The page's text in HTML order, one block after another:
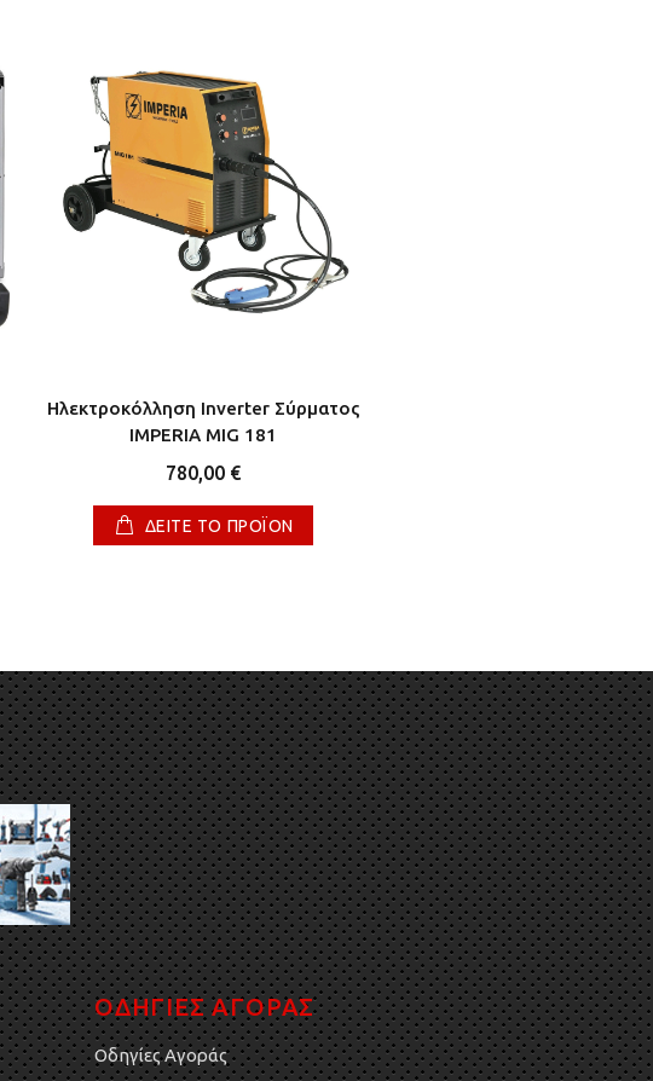
Ηλεκτροκόλληση Inverter Σύρματος
IMPERIA MIG 181
780,00 €
ΔΕΙΤΕ ΤΟ ΠΡΟΪΟΝ
ΟΔΗΓΙΕΣ ΑΓΟΡΑΣ
Οδηγίες Αγοράς